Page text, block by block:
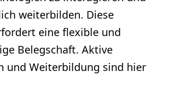
weiterbilden. Diese
eine flexible und
Belegschaft. Aktive
und Weiterbildung sind hier